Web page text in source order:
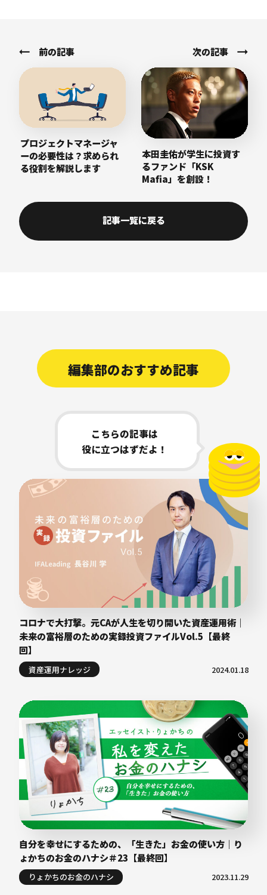
前の記事
プロジェクトマネージャ
ーの必要性は？求められ
る役割を解説します
次の記事
本田圭佑が学生に投資す
るファンド「KSK
Mafia」を創設！
記事一覧に戻る
こちらの記事は
役に立つはずだよ！
編集部のおすすめ記事
コロナで大打撃。元CAが人生を切り開いた資産運用術｜
未来の富裕層のための実録投資ファイルVol.5【最終
回】
資産運用ナレッジ 2024.01.18
自分を幸せにするための、「生きた」お金の使い方｜り
ょかちのお金のハナシ＃23【最終回】
りょかちのお金のハナシ 2023.11.29